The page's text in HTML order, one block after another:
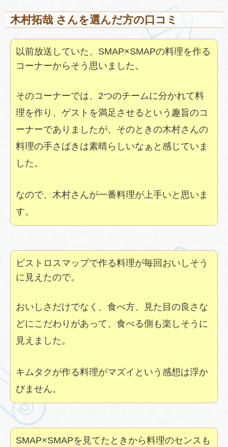
木村拓哉 さんを選んだ方の口コミ
以前放送していた、SMAP×SMAPの料理を作る
コーナーからそう思いました。
そのコーナーでは、2つのチームに分かれて料
理を作り、ゲストを満足させるという趣旨のコ
ーナーでありましたが、そのときの木村さんの
料理の手さばきは素晴らしいなぁと感じていま
した。
なので、木村さんが一番料理が上手いと思いま
す。
ビストロスマップで作る料理が毎回おいしそう
に見えたので。
おいしさだけでなく、食べ方、見た目の良さな
どにこだわりがあって、食べる側も楽しそうに
見えました。
キムタクが作る料理がマズイという感想は浮か
びません。
SMAP×SMAPを見てたときから料理のセンスも